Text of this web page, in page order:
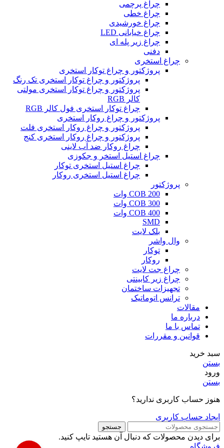
چراغ پرچمی
چراغ خطی
چراغ خورشیدی
چراغ خیابانی LED
چراغ زیر پله ای
دفنی
چراغ استخری
پروژکتور و چراغ توکار استخری
پروژکتور و چراغ توکار استخری تک رنگ
پروژکتور و چراغ توکار استخری مولتی
کالر RGB
چراغ توکار استخری فول کالر RGB
پروژکتور و چراغ روکار استخری
پروژکتور و چراغ روکار استخری فلت
پروژکتور و چراغ روکار استخری کنج
چراغ روکار ضد آب لاینی
چراغ استیل استخر و جکوزی
چراغ استیل استخری توکار
چراغ استیل استخری روکار
پروژکتور
COB 200 وات
COB 300 وات
COB 400 وات
SMD
بلک لایت
وال واشر
توکار
روکار
چراغ جت لایت
چراغ زیر کابینتی
تجهیزات ساختمان
ترانس اتوماتیک
مقالات
درباره ما
تماس با ما
قوانین و مقررات
سبد خرید
بستن
ورود
بستن
هنوز حساب کاربری ندارید؟
ایجاد حساب کاربری
جستجو
برای دیدن محصولات که دنبال آن هستید تایپ کنید.